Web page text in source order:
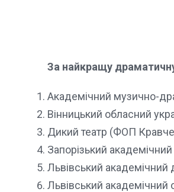
За найкращу
Академічний музично-
Вінницький обласний
Дикий театр (ФОП
Запорізький
Львівський академічний
Львівський